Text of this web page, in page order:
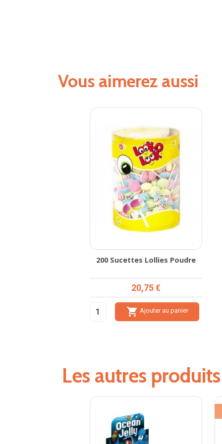
Vous aimerez aussi
200 Sucettes Lollies Poudre
Prix
20,75 €
 Ajouter au panier
Les autres